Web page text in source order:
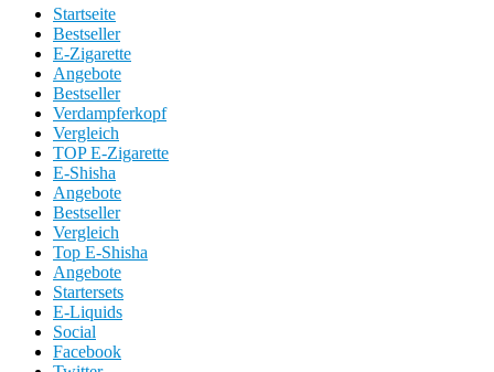
Startseite
Bestseller
E-Zigarette
Angebote
Bestseller
Verdampferkopf
Vergleich
TOP E-Zigarette
E-Shisha
Angebote
Bestseller
Vergleich
Top E-Shisha
Angebote
Startersets
E-Liquids
Social
Facebook